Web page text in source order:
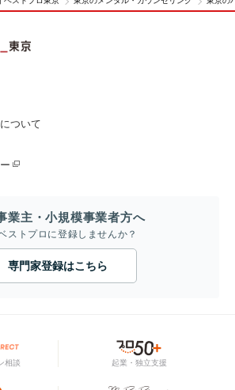
ついて
業主・小規模事業者方へ
ストプロに登録しませんか？
専門家登録はこちら
相談 起業・独立支援